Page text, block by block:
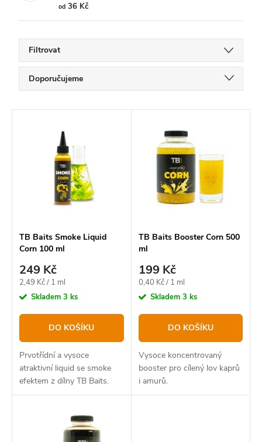
od 36 Kč
Filtrovat
a
z
o
d
u
k
t
ů
Doporučujeme
Nejprodávanější
Abecedně
r
o
d
u
k
t
ů
TB Baits Smoke Liquid
Corn 100 ml
249 Kč
Měrná
cena:
2,49 Kč / 1 ml
Skladem 3 ks
DO KOŠÍKU
Prvotřídní a vysoce
atraktivní liquid se smoke
efektem z dílny TB Baits.
TB Baits Booster Corn 500
ml
199 Kč
Měrná
cena:
0,40 Kč / 1 ml
Skladem 3 ks
DO KOŠÍKU
Vysoce koncentrovaný
booster pro cílený lov kaprů
i amurů.